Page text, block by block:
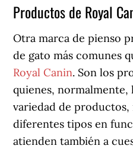
Productos de Royal
Otra marca de pienso
de gato más comunes
Royal Canin. Son los
quienes, normalmente,
variedad de
diferentes tipos en
atienden también a